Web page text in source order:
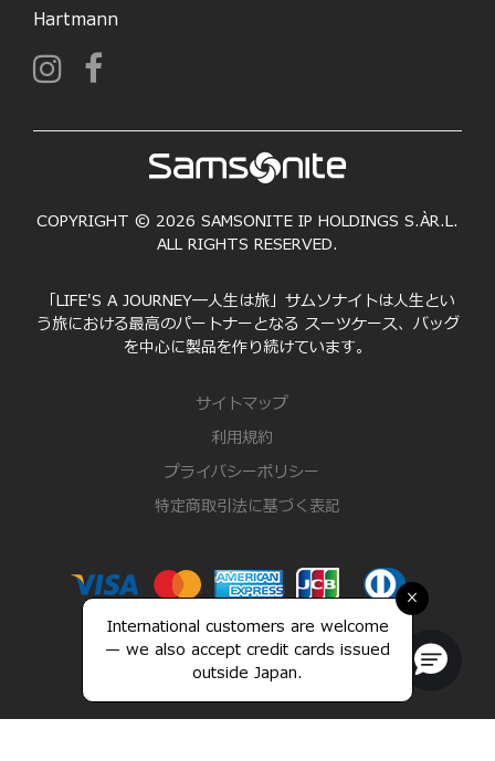
×
International customers are welcome
— we also accept credit cards issued
outside Japan.
Hartmann
COPYRIGHT © 2026 SAMSONITE IP HOLDINGS S.ÀR.L.
ALL RIGHTS RESERVED.
「LIFE'S A JOURNEY―人生は旅」サムソナイトは人生とい
う旅における最高のパートナーとなる スーツケース、バッグ
を中心に製品を作り続けています。
サイトマップ
利用規約
プライバシーポリシー
特定商取引法に基づく表記